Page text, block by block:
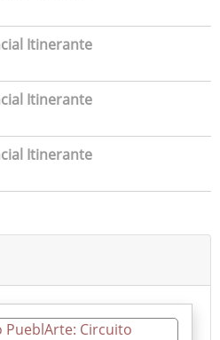
Itinerante
Itinerante
Itinerante